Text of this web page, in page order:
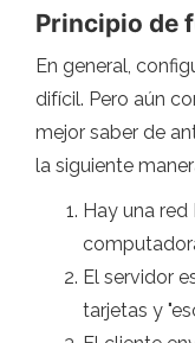
Principio de
En general,
difícil. Pero aún
mejor saber de
la siguiente
Hay una red
El servidor
tarjetas y